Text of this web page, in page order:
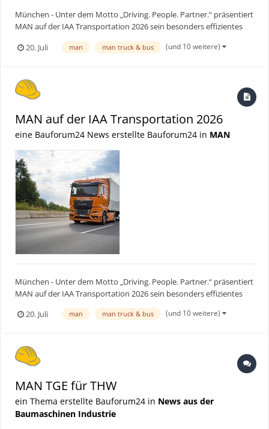
München - Unter dem Motto „Driving. People. Partner.“ präsentiert
MAN auf der IAA Transportation 2026 sein besonders effizientes
konventionellem und Elektro-Antrieb, digitalen Services für eine
20. Juli man man truck & bus (und 10 weitere)
MAN auf der IAA Transportation 2026
eine Bauforum24 News erstellte Bauforum24 in MAN
München - Unter dem Motto „Driving. People. Partner.“ präsentiert
MAN auf der IAA Transportation 2026 sein besonders effizientes
Truck und Van-Portfolio von 3,5 bis 250 Tonnen – ausgestattet mit
konventionellem und Elektro-Antrieb, digitalen Services für eine
20. Juli man man truck & bus (und 10 weitere)
MAN TGE für THW
ein Thema erstellte Bauforum24 in News aus der
Baumaschinen Industrie